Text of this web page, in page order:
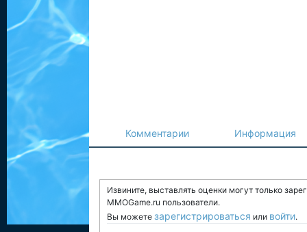
Комментарии Информация
Извините, выставлять оценки могут только
MMOGame.ru пользователи.
Вы можете зарегистрироваться или войти.